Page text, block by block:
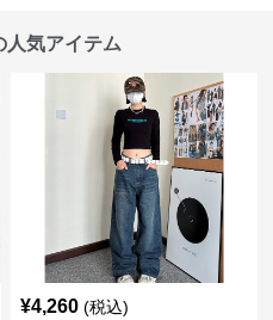
人気アイテム
¥4,260 (税込)